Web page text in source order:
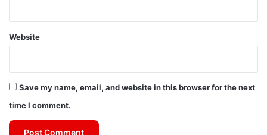
Website
Save my name, email, and website in this browser for the next
time I comment.